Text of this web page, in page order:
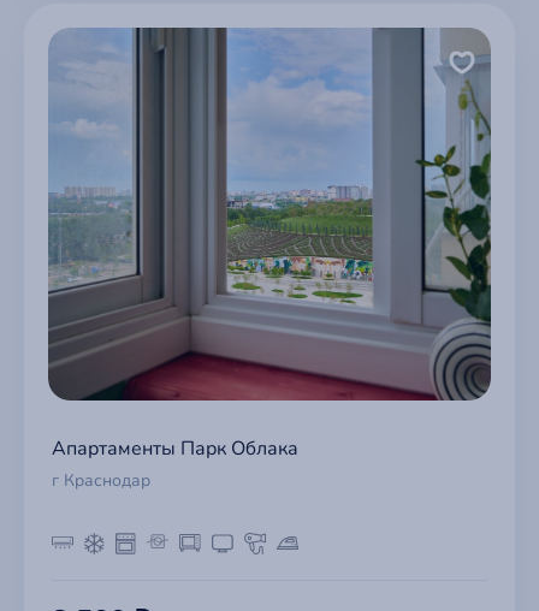
Апартаменты Парк Облака
г Краснодар